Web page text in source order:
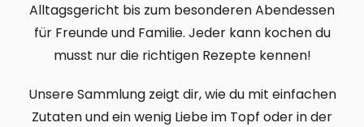
Alltagsgericht bis zum besonderen Abendessen
für Freunde und Familie. Jeder kann kochen du
musst nur die richtigen Rezepte kennen!
Unsere Sammlung zeigt dir, wie du mit einfachen
Zutaten und ein wenig Liebe im Topf oder in der